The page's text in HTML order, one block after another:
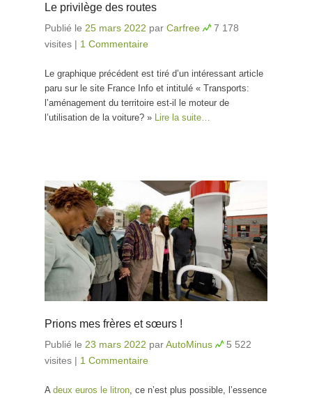
Le privilège des routes
Publié le 25 mars 2022 par Carfree
7 178
visites | 1 Commentaire
Le graphique précédent est tiré d’un intéressant article
paru sur le site France Info et intitulé « Transports:
l’aménagement du territoire est-il le moteur de
l’utilisation de la voiture? » Lire la suite…
Prions mes frères et sœurs !
Publié le 23 mars 2022 parAutoMinus
5 522
visites | 1 Commentaire
A deux euros le litron , ce n’est plus possible, l’essence